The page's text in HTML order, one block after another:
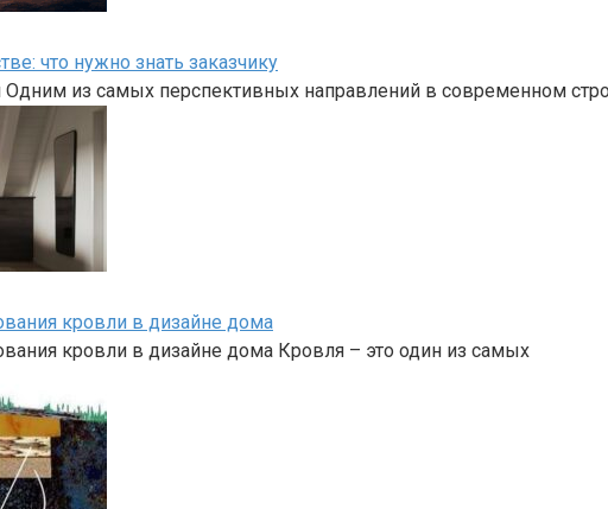
что нужно знать заказчику
Одним из самых перспективных направлений в современном
кровли в дизайне дома
кровли в дизайне дома Кровля – это один из самых